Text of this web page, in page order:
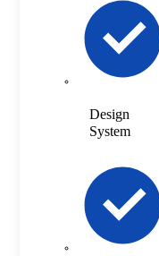
Design
System